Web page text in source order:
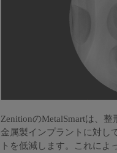
ZenitionのMetalSmartは、
金属製インプラントに対し
トを低減します。これに